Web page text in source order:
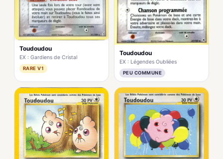
Toudoudou
EX : Gardiens de Cristal
RARE V1
Toudoudou
EX : Légendes Oubliées
PEU COMMUNE